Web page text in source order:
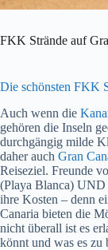
FKK Strände auf
Die schönsten FKK
Auch wenn die
gehören die Inseln
durchgängig milde
daher auch Gran
Reiseziel. Freunde
(Playa Blanca) UND
ihre Kosten – denn
Canaria bieten die
nicht überall ist es
könnt und was es zu